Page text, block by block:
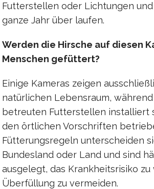
Futterstellen oder Lichtungen
ganze Jahr über laufen.
Werden die Hirsche auf diesen
Menschen gefüttert?
Einige Kameras zeigen
natürlichen Lebensraum,
betreuten Futterstellen installiert
den örtlichen Vorschriften
Fütterungsregeln unterscheiden
Bundesland oder Land und sind
ausgelegt, das Krankheitsrisiko
Überfüllung zu vermeiden.